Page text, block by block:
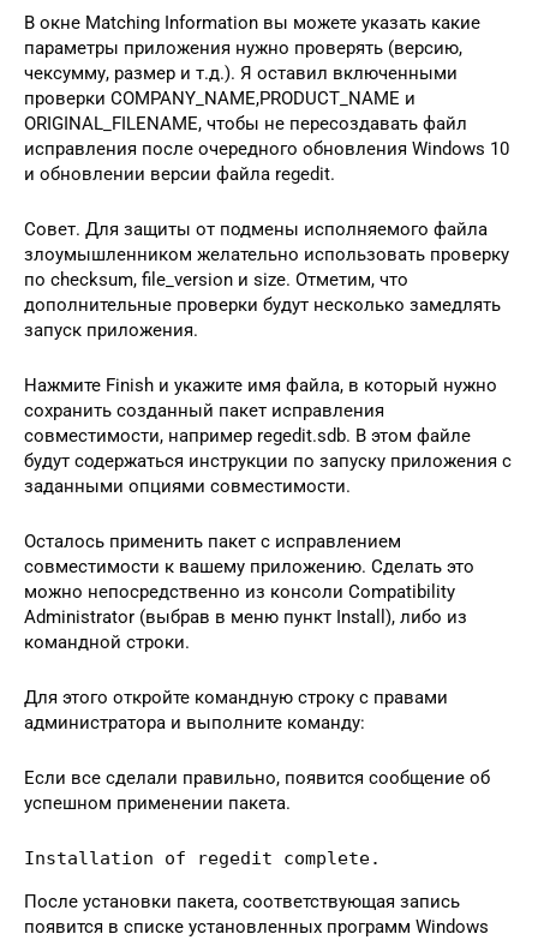
В окне Matching Information вы можете указать какие
параметры приложения нужно проверять (версию,
чексумму, размер и т.д.). Я оставил включенными
проверки COMPANY_NAME,PRODUCT_NAME и
ORIGINAL_FILENAME, чтобы не пересоздавать файл
исправления после очередного обновления Windows 10
и обновлении версии файла regedit.
Совет. Для защиты от подмены исполняемого файла
злоумышленником желательно использовать проверку
по checksum, file_version и size. Отметим, что
дополнительные проверки будут несколько замедлять
запуск приложения.
Нажмите Finish и укажите имя файла, в который нужно
сохранить созданный пакет исправления
совместимости, например regedit.sdb. В этом файле
будут содержаться инструкции по запуску приложения с
заданными опциями совместимости.
Осталось применить пакет с исправлением
совместимости к вашему приложению. Сделать это
можно непосредственно из консоли Compatibility
Administrator (выбрав в меню пункт Install), либо из
командной строки.
Для этого откройте командную строку с правами
администратора и выполните команду:
Если все сделали правильно, появится сообщение об
успешном применении пакета.
Installation of regedit complete.
После установки пакета, соответствующая запись
появится в списке установленных программ Windows